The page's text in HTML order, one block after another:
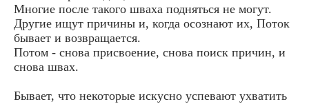
Многие после такого шваха подняться не могут.
Другие ищут причины и, когда осознают их, Поток
бывает и возвращается.
Потом - снова присвоение, снова поиск причин, и
снова швах.
Бывает, что некоторые искусно успевают ухватить